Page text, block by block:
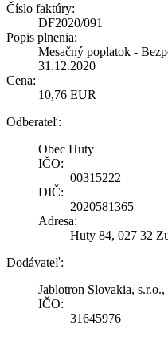
Číslo faktúry:
DF2020/091
Popis plnenia:
Mesačný poplatok -
31.12.2020
Cena:
10,76 EUR
Odberateľ:
Obec Huty
IČO:
00315222
DIČ:
2020581365
Adresa:
Huty 84, 027 32
Dodávateľ:
Jablotron Slovakia,
IČO:
31645976